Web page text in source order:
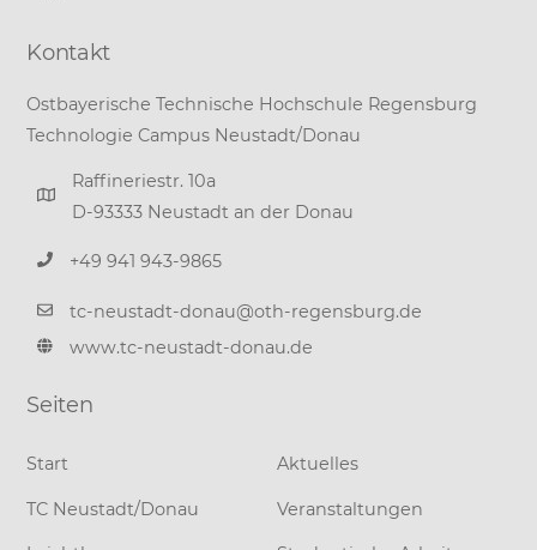
Kontakt
Ostbayerische Technische Hochschule Regensburg
Technologie Campus Neustadt/Donau
Raffineriestr. 10a
D-93333 Neustadt an der Donau
+49 941 943-9865
tc-neustadt-donau@oth-regensburg.de
www.tc-neustadt-donau.de
Seiten
Start
TC Neustadt/Donau
Aktuelles
Veranstaltungen